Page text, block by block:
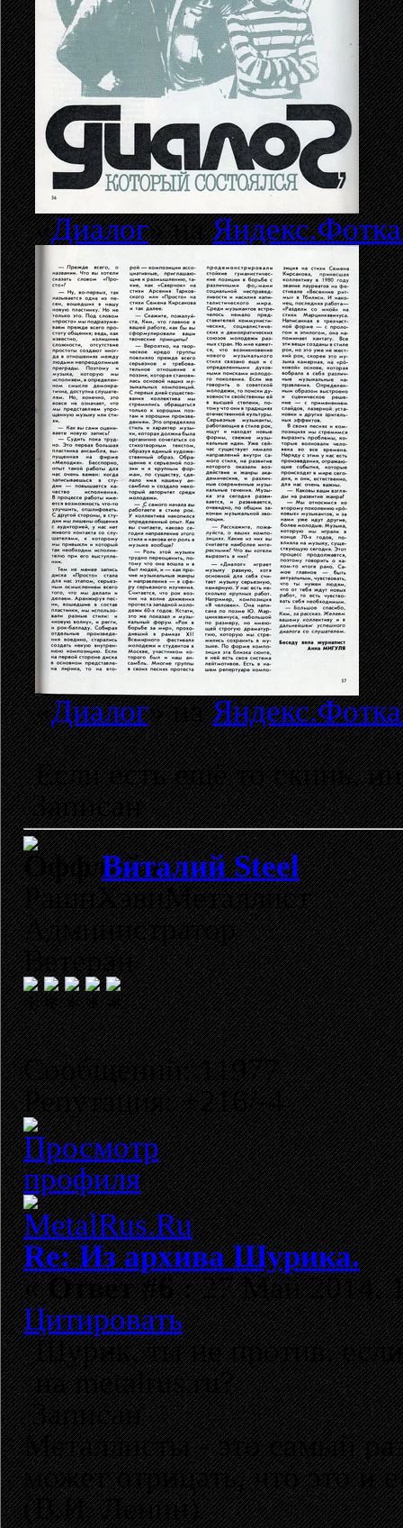
«Диалог» на
«Диалог» на
Если есть ещё то скинь,
Записан
Виталий Steel
РашнХэвиМеталлист
Администратор
Ветеран
Сообщений: 11977
Репутация: +216/-4
Re: Из архива Шурика.
«Ответ #6 :27 Май 2014,
Цитировать
Шурик, ты не против,
на metalrus.ru?
Записан
Металлисты - это самый
может отрицать, что это и
(В.И. Ленин)